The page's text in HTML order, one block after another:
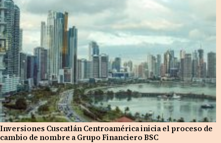
Inversiones Cuscatlán Centroamérica inicia el proceso de
cambio de nombre a Grupo Financiero BSC